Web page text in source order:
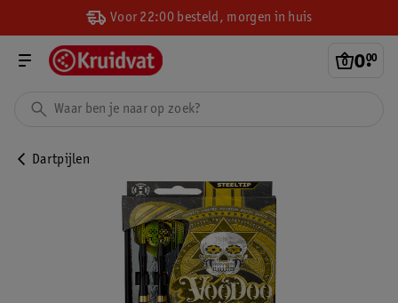
Voor 22:00 besteld, morgen in huis
0.
00
Dartpijlen